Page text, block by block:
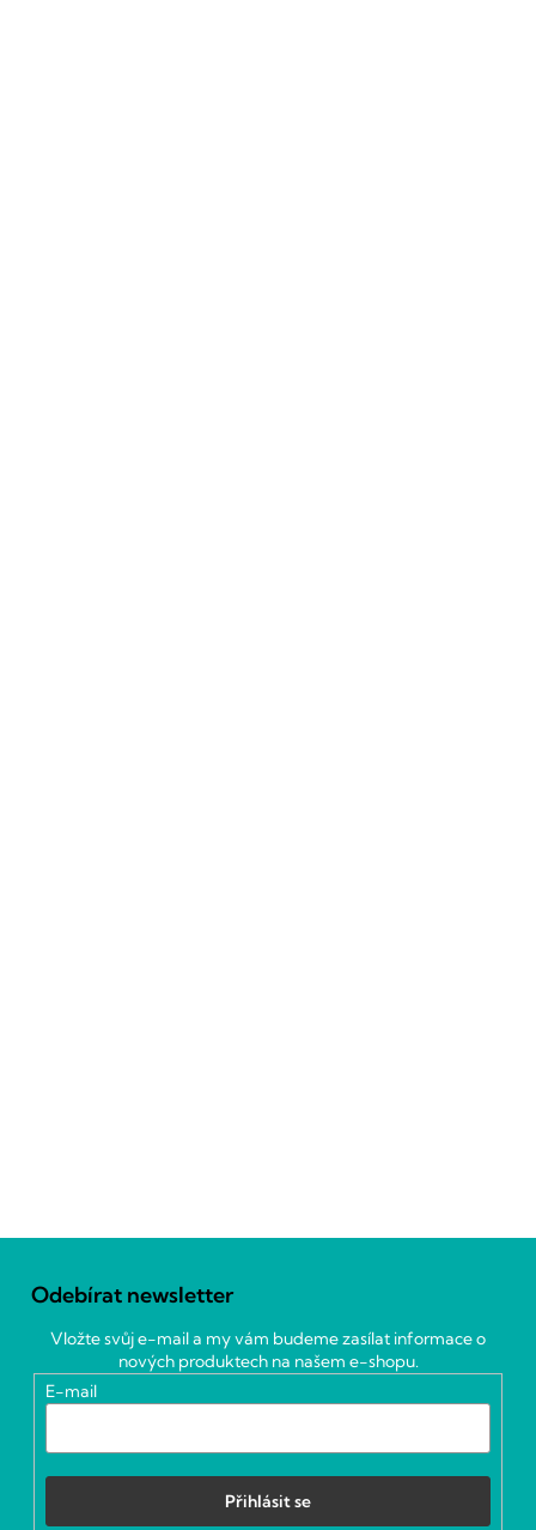
Odebírat newsletter
Vložte svůj e-mail a my vám budeme zasílat informace o
nových produktech na našem e-shopu.
E-mail
Přihlásit se